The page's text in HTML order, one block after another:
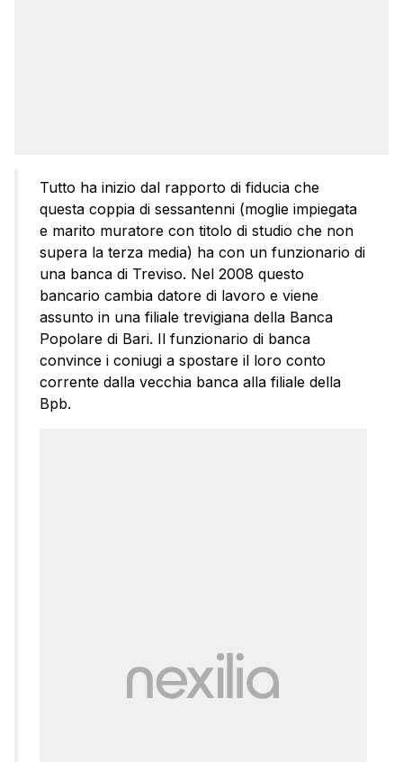
Tutto ha inizio dal rapporto di fiducia che
questa coppia di sessantenni (moglie impiegata
e marito muratore con titolo di studio che non
supera la terza media) ha con un funzionario di
una banca di Treviso. Nel 2008 questo
bancario cambia datore di lavoro e viene
assunto in una filiale trevigiana della Banca
Popolare di Bari. Il funzionario di banca
convince i coniugi a spostare il loro conto
corrente dalla vecchia banca alla filiale della
Bpb.